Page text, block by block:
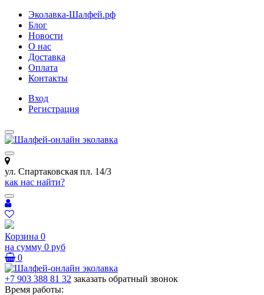
Эколавка-Шалфей.рф
Блог
Новости
О нас
Доставка
Оплата
Контакты
Вход
Регистрация
ул. Спартаковская пл. 14/3
как нас найти?
Корзина 0
на сумму 0 руб
0
+7 903 388 81 32 заказать обратный звонок
Время работы: